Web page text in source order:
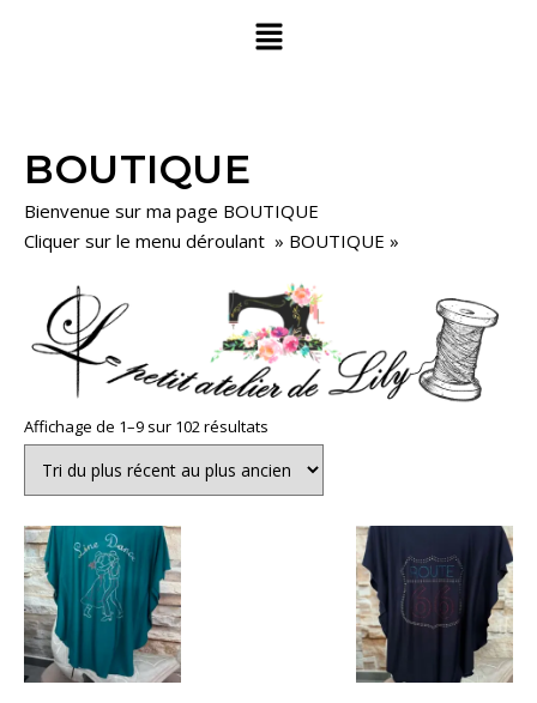
BOUTIQUE
Bienvenue sur ma page BOUTIQUE
Cliquer sur le menu déroulant » BOUTIQUE »
Affichage de 1–9 sur 102 résultats